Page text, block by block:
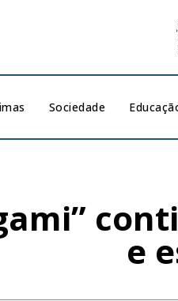
Sociedade
e